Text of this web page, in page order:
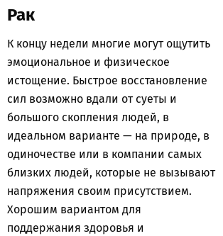
Рак
К концу недели многие могут ощутить
эмоциональное и физическое
истощение. Быстрое восстановление
сил возможно вдали от суеты и
большого скопления людей, в
идеальном варианте — на природе, в
одиночестве или в компании самых
близких людей, которые не вызывают
напряжения своим присутствием.
Хорошим вариантом для
поддержания здоровья и